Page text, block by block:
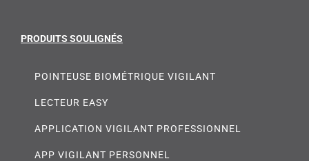
PRODUITS SOULIGNÉS
POINTEUSE BIOMÉTRIQUE VIGILANT
LECTEUR EASY
APPLICATION VIGILANT PROFESSIONNEL
APP VIGILANT PERSONNEL